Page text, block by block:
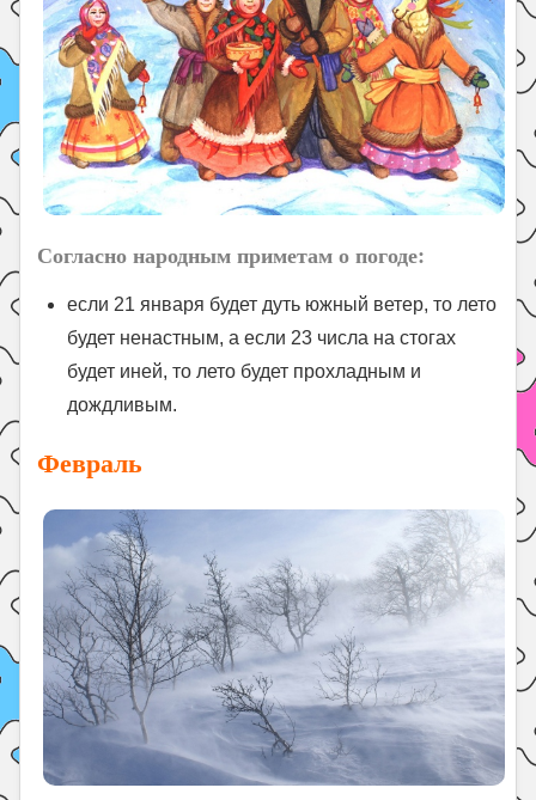
Согласно народным приметам о погоде:
если 21 января будет дуть южный ветер, то лето
будет ненастным, а если 23 числа на стогах
будет иней, то лето будет прохладным и
дождливым.
Февраль